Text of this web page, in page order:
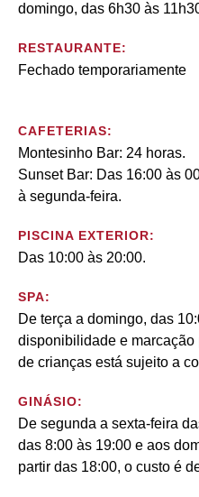
domingo, das 6h30 às
RESTAURANTE:
Fechado temporariamente
CAFETERIAS:
Montesinho Bar: 24 horas.
Sunset Bar: Das 16:00 às
à segunda-feira.
PISCINA EXTERIOR:
Das 10:00 às 20:00.
SPA:
De terça a domingo, das
disponibilidade e
de crianças está sujeito a
GINÁSIO:
De segunda a sexta-feira
das 8:00 às 19:00 e aos
partir das 18:00, o custo é